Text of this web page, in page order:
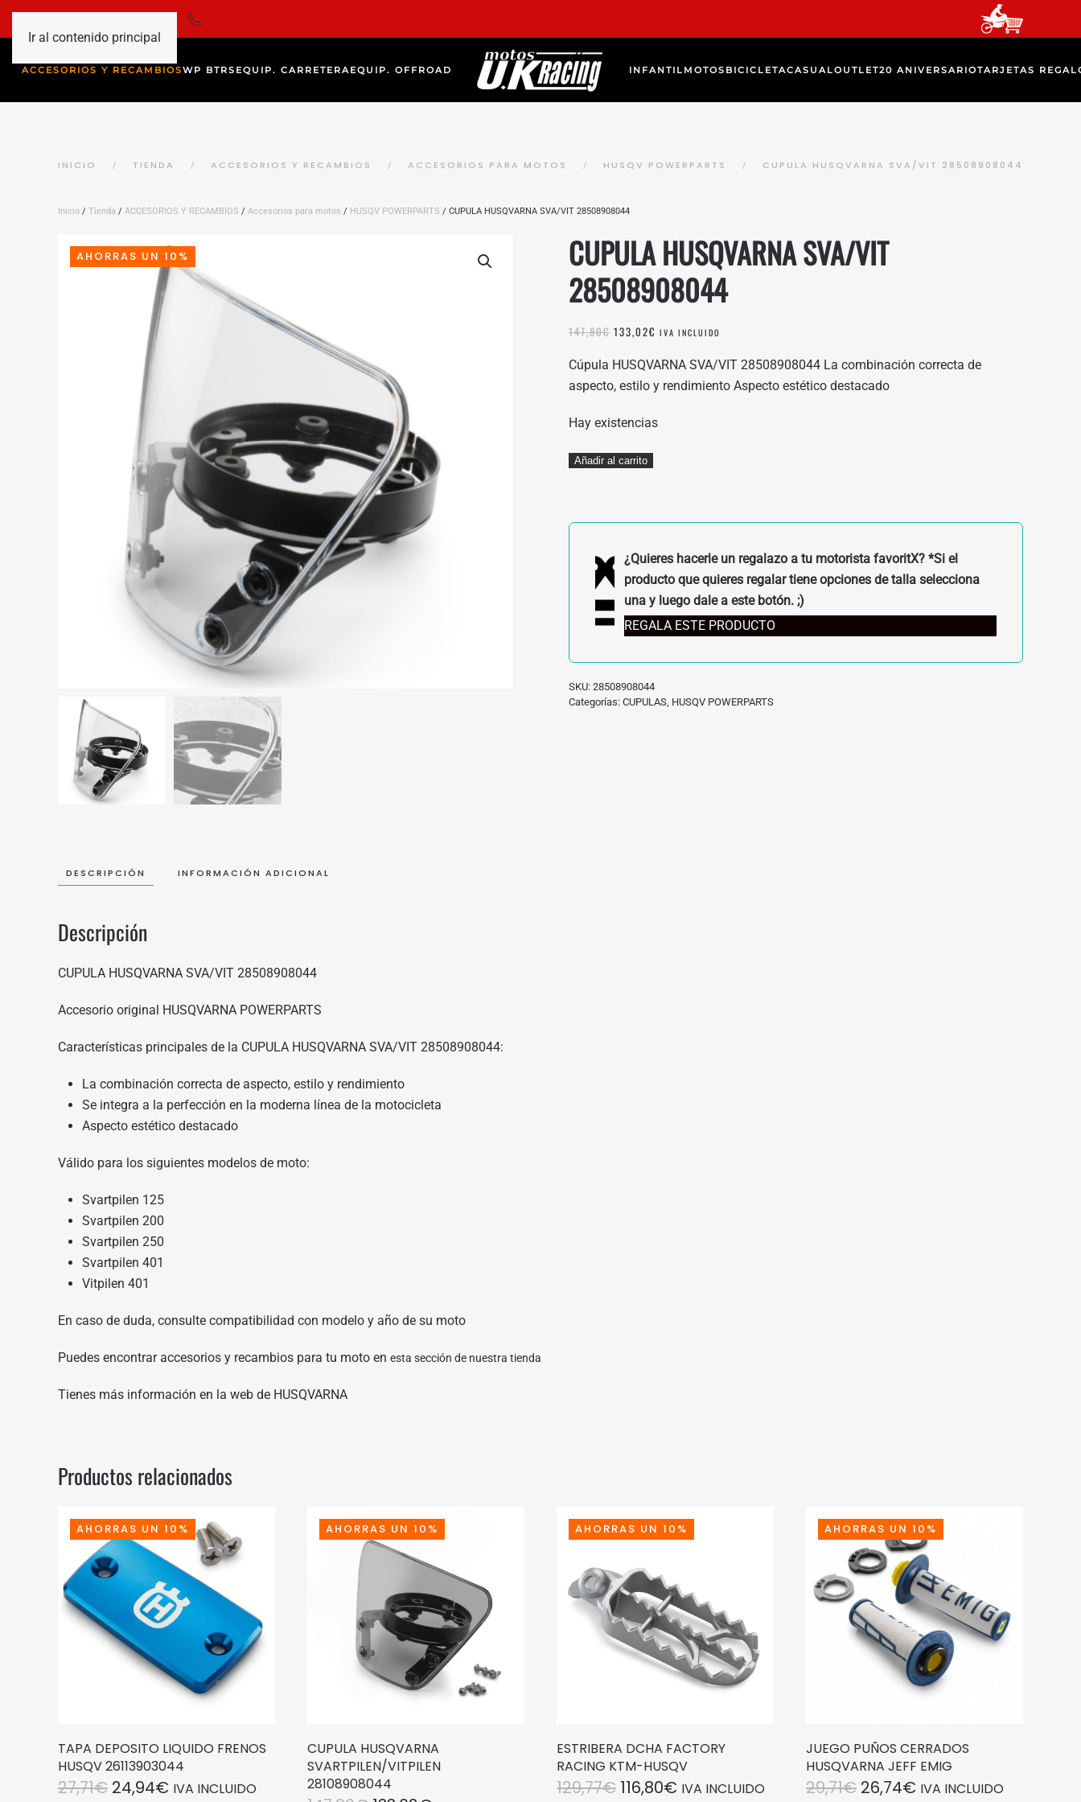
Ir al contenido principal
ACCESORIOS Y RECAMBIOSWP BTRS EQUIP. CARRETERA EQUIP. OFFROAD INFANTIL MOTOS BICICLETACASUALOUTLET20 ANIVERSARIOTARJETAS
INICIO TIENDA ACCESORIOS Y RECAMBIOS ACCESORIOS PARA MOTOS HUSQV POWERPARTS CUPULA HUSQVARNA SVA/VIT 28508908044
Inicio / Tienda / ACCESORIOS Y RECAMBIOS / Accesorios para motos / HUSQV POWERPARTS / CUPULA HUSQVARNA SVA/VIT 28508908044
AHORRAS UN 10%
CUPULA HUSQVARNA SVA/VIT
28508908044
147,80€ EL
ORIGINAL
ERA:
147,80€.
133,02€ EL
ACTUAL
ES:
133,02€.
IVA INCLUIDO
Cúpula HUSQVARNA SVA/VIT 28508908044 La combinación correcta de
aspecto, estilo y rendimiento Aspecto estético destacado
Hay existencias
CUPULA
28508908044
Añadir al carrito
¿Quieres hacerle un regalazo a tu motorista favoritX? *Si el
producto que quieres regalar tiene opciones de talla selecciona
una y luego dale a este botón. ;)
REGALA ESTE PRODUCTO
SKU: 28508908044
Categorías: CUPULAS, HUSQV POWERPARTS
DESCRIPCIÓN INFORMACIÓN ADICIONAL
Descripción
CUPULA HUSQVARNA SVA/VIT 28508908044
Accesorio original HUSQVARNA POWERPARTS
Características principales de la CUPULA HUSQVARNA SVA/VIT 28508908044:
La combinación correcta de aspecto, estilo y rendimiento
Se integra a la perfección en la moderna línea de la motocicleta
Aspecto estético destacado
Válido para los siguientes modelos de moto:
Svartpilen 125
Svartpilen 200
Svartpilen 250
Svartpilen 401
Vitpilen 401
En caso de duda, consulte compatibilidad con modelo y año de su moto
Puedes encontrar accesorios y recambios para tu moto en esta sección de nuestra tienda
Tienes más información en la web de HUSQVARNA
Productos relacionados
AHORRAS UN 10%
TAPA DEPOSITO LIQUIDO FRENOS
HUSQV 26113903044
27,71€ EL
24,94€EL
IVA INCLUIDO
AHORRAS UN 10%
CUPULA HUSQVARNA
SVARTPILEN/VITPILEN
28108908044
AHORRAS UN 10%
ESTRIBERA DCHA FACTORY
RACING KTM-HUSQV
129,77€ EL
116,80€EL
IVA INCLUIDO
AHORRAS UN 10%
JUEGO PUÑOS CERRADOS
HUSQVARNA JEFF EMIG
29,71€ EL
26,74€EL
IVA INCLUIDO